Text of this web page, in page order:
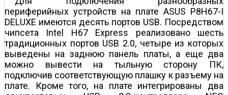
периферийных устройств на плате ASUS P8H67-I
DELUXE имеются десять портов USB. Посредством
чипсета Intel H67 Express реализовано шесть
традиционных портов USB 2.0, четыре из которых
выведены на заднюю панель платы, а еще два
можно вывести на тыльную сторону ПК,
подключив соответствующую плашку к разъему на
плате. Кроме того, на плате интегрированы два